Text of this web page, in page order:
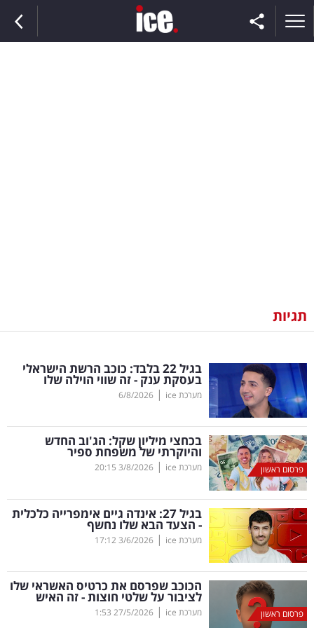
וצרכנות
דיגיטל
וטק
שיווק
ופרסום
משפט
מדדים
ומחקרים
דעות
רכילות
תגיות
בגיל 22 בלבד: כוכב הרשת הישראלי
בעסקת ענק - זה שווי הוילה שלו
מערכת ice |
6/8/2026
פרסום ראשון
בכחצי מיליון שקל: הג'וב החדש
והיוקרתי של משפחת ספיר
מערכת ice |
3/8/2026
20:15
בגיל 27: אינדה גיים אימפרייה כלכלית
- הצעד הבא שלו נחשף
מערכת ice |
3/6/2026
17:12
פרסום ראשון
הכוכב שפרסם את כרטיס האשראי שלו
לציבור על שלטי חוצות - זה האיש
מערכת ice |
27/5/2026
1:53